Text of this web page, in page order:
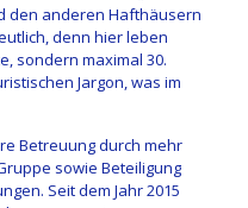
den anderen Hafthäusern
denn hier leben
sondern maximal 30.
Jargon, was im
Betreuung durch mehr
sowie Beteiligung
Seit dem Jahr 2015